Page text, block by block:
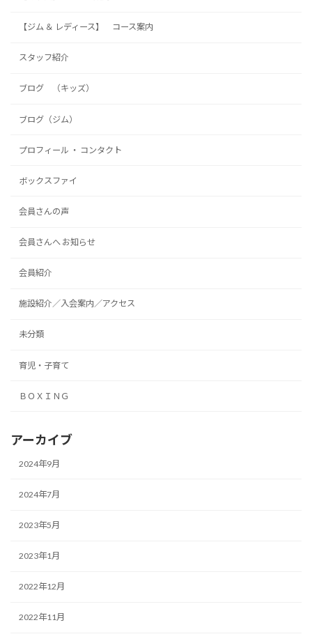
【ジム ＆ レディース】 コース案内
スタッフ紹介
ブログ （キッズ）
ブログ（ジム）
プロフィール ・ コンタクト
ボックスファイ
会員さんの声
会員さんへ お知らせ
会員紹介
施設紹介／入会案内／アクセス
未分類
育児・子育て
ＢＯＸＩＮＧ
アーカイブ
2024年9月
2024年7月
2023年5月
2023年1月
2022年12月
2022年11月